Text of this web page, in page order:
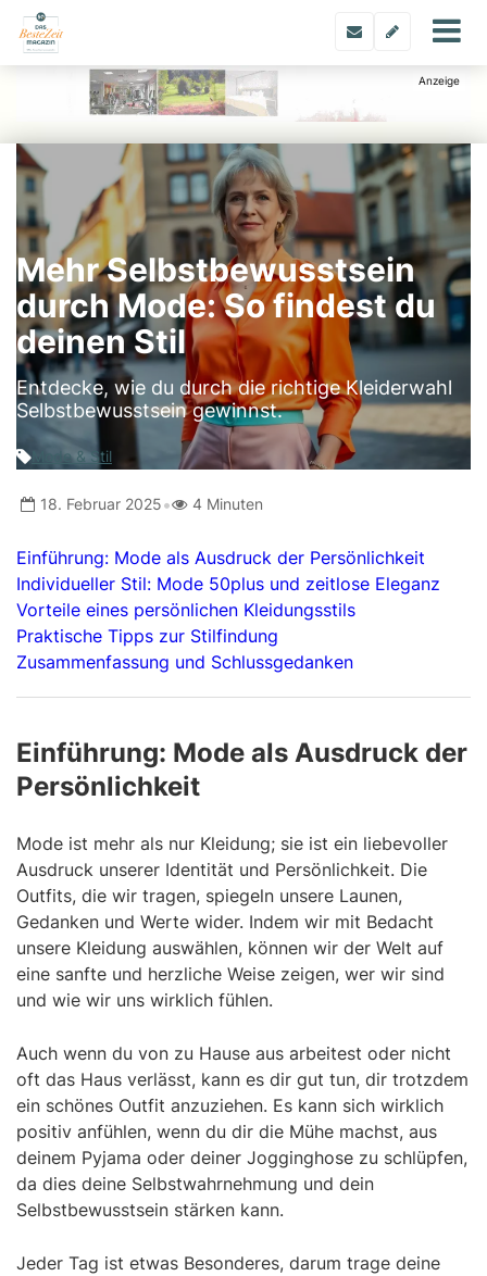
Mehr Selbstbewusstsein
durch Mode: So findest du
deinen Stil
Entdecke, wie du durch die richtige Kleiderwahl
Selbstbewusstsein gewinnst.
Mode & Stil
18. Februar 2025• 4 Minuten
Einführung: Mode als Ausdruck der Persönlichkeit
Individueller Stil: Mode 50plus und zeitlose Eleganz
Vorteile eines persönlichen Kleidungsstils
Praktische Tipps zur Stilfindung
Zusammenfassung und Schlussgedanken
Einführung: Mode als Ausdruck der
Persönlichkeit
Mode ist mehr als nur Kleidung; sie ist ein liebevoller
Ausdruck unserer Identität und Persönlichkeit. Die
Outfits, die wir tragen, spiegeln unsere Launen,
Gedanken und Werte wider. Indem wir mit Bedacht
unsere Kleidung auswählen, können wir der Welt auf
eine sanfte und herzliche Weise zeigen, wer wir sind
und wie wir uns wirklich fühlen.
Auch wenn du von zu Hause aus arbeitest oder nicht
oft das Haus verlässt, kann es dir gut tun, dir trotzdem
ein schönes Outfit anzuziehen. Es kann sich wirklich
positiv anfühlen, wenn du dir die Mühe machst, aus
deinem Pyjama oder deiner Jogginghose zu schlüpfen,
da dies deine Selbstwahrnehmung und dein
Selbstbewusstsein stärken kann.
Jeder Tag ist etwas Besonderes, darum trage deine